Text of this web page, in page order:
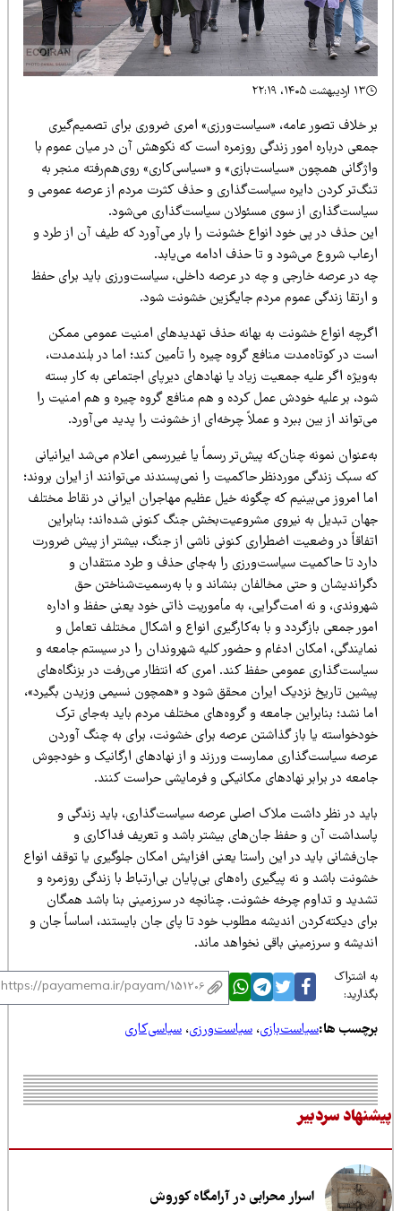
خلاف تصور عامه، «سیاست‌ورزی» امری ضروری برای تصمیم‌گیری
درباره امور زندگی روزمره است که نکوهش آن در میان عموم با
همچون «سیاست‌بازی» و «سیاسی‌کاری» روی‌هم‌رفته منجر به
کردن دایره سیاست‌گذاری و حذف کثرت مردم از عرصه عمومی و
از سوی مسئولان سیاست‌گذاری می‌شود.
حذف در پی خود انواع خشونت را بار می‌آورد که طیف آن از طرد و
شروع می‌شود و تا حذف ادامه می‌یابد.
در عرصه خارجی و چه در عرصه داخلی، سیاست‌ورزی باید برای حفظ
ارتقا زندگی عموم مردم جایگزین خشونت شود.
انواع خشونت به بهانه حذف تهدیدهای امنیت عمومی ممکن
در کوتاه‌مدت منافع گروه چیره را تأمین کند؛ اما در بلندمدت،
اگر علیه جمعیت زیاد یا نهادهای دیرپای اجتماعی به کار بسته
بر علیه خودش عمل کرده و هم منافع گروه چیره و هم امنیت را
از بین ببرد و عملاً چرخه‌ای از خشونت را پدید می‌آورد.
نمونه چنان‌که پیش‌تر رسماً یا غیررسمی اعلام می‌شد ایرانیانی
سبک زندگی موردنظر حاکمیت را نمی‌پسندند می‌توانند از ایران بروند؛
امروز می‌بینیم که چگونه خیل عظیم مهاجران ایرانی در نقاط مختلف
تبدیل به نیروی مشروعیت‌بخش جنگ کنونی شده‌اند؛ بنابراین
در وضعیت اضطراری کنونی ناشی از جنگ، بیشتر از پیش ضرورت
تا حاکمیت سیاست‌ورزی را به‌جای حذف و طرد منتقدان و
و حتی مخالفان بنشاند و با به‌رسمیت‌شناختن حق
و نه امت‌گرایی، به مأموریت ذاتی خود یعنی حفظ و اداره
جمعی بازگردد و با به‌کارگیری انواع و اشکال مختلف تعامل و
امکان ادغام و حضور کلیه شهروندان را در سیستم جامعه و
عمومی حفظ کند. امری که انتظار می‌رفت در بزنگاه‌های
تاریخ نزدیک ایران محقق شود و «همچون نسیمی وزیدن بگیرد»،
نشد؛ بنابراین جامعه و گروه‌های مختلف مردم باید به‌جای ترک
یا باز گذاشتن عرصه برای خشونت، برای به چنگ آوردن
سیاست‌گذاری ممارست ورزند و از نهادهای ارگانیک و خودجوش
در برابر نهادهای مکانیکی و فرمایشی حراست کنند.
در نظر داشت ملاک اصلی عرصه سیاست‌گذاری، باید زندگی و
آن و حفظ جان‌های بیشتر باشد و تعریف فداکاری و
باید در این راستا یعنی افزایش امکان جلوگیری یا توقف انواع
باشد و نه پیگیری راه‌های بی‌پایان بی‌ارتباط با زندگی روزمره و
و تداوم چرخه خشونت. چنانچه در سرزمینی بنا باشد همگان
دیکته‌کردن اندیشه مطلوب خود تا پای جان بایستند، اساساً جان و
و سرزمینی باقی نخواهد ماند.
اشتراک
ها:سیاست‌بازی،سیاست‌ورزی،سیاسی‌کاری
سردبیر
اسرار محرابی در آرامگاه کوروش